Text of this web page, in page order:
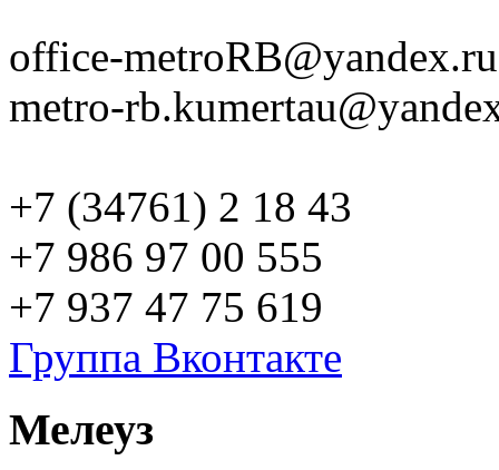
office-metroRB@yandex.ru
metro-
+7 (34761) 2 18 43
+7 986 97 00 555
+7 937 47 75 619
Группа Вконтакте
Мелеуз